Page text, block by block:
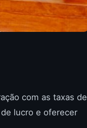
com as taxas de
lucro e oferecer